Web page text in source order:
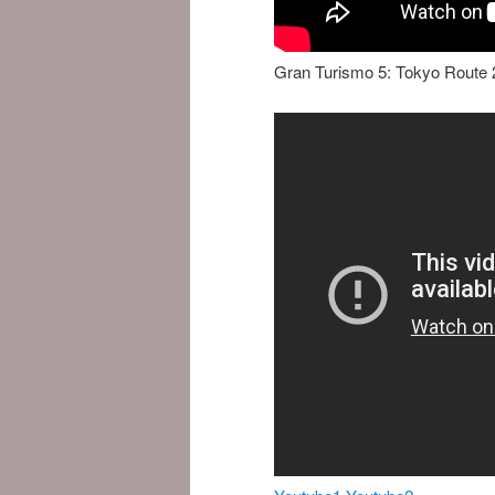
Gran Turismo 5: Tokyo Route